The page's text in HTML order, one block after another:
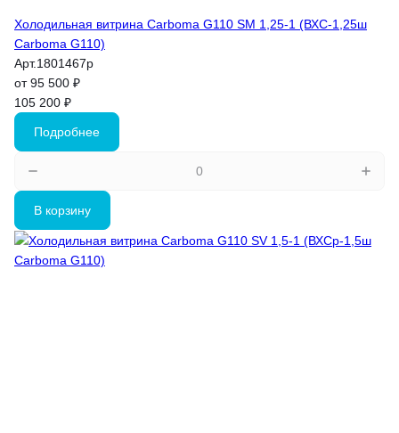
Холодильная витрина Carboma G110 SM 1,25-1 (ВХС-1,25ш
Carboma G110)
Арт.1801467p
от 95 500 ₽
105 200 ₽
Подробнее
В корзину